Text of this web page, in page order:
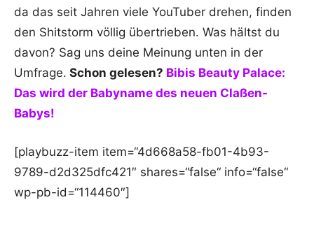
da das seit Jahren viele YouTuber drehen, finden
den Shitstorm völlig übertrieben. Was hältst du
davon? Sag uns deine Meinung unten in der
Umfrage. Schon gelesen? Bibis Beauty Palace:
Das wird der Babyname des neuen Claßen-
Babys!
[playbuzz-item item=“4d668a58-fb01-4b93-
9789-d2d325dfc421″ shares=“false“ info=“false“
wp-pb-id=“114460″]